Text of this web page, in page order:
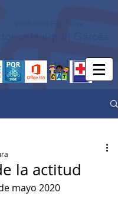
la actitud
mayo 2020